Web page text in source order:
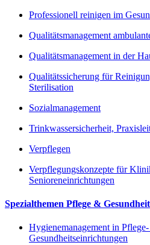
Professionell reinigen im
Qualitätsmanagement
Qualitätsmanagement in der
Qualitätssicherung für
Sterilisation
Sozialmanagement
Trinkwassersicherheit,
Verpflegen
Verpflegungskonzepte für
Senioreneinrichtungen
Spezialthemen Pflege & Gesundheit
Hygienemanagement in
Gesundheitseinrichtungen